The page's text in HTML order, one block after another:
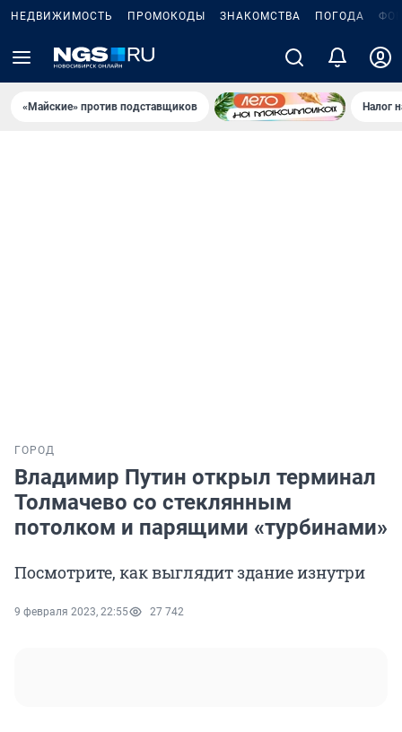
НЕДВИЖИМОСТЬ ПРОМОКОДЫ ЗНАКОМСТВА ПОГОДА
«Майские» против подставщиков Налог
ГОРОД
Владимир Путин открыл терминал
Толмачево со стеклянным
потолком и парящими «турбинами»
Посмотрите, как выглядит здание изнутри
9 февраля 2023, 22:55 27 742